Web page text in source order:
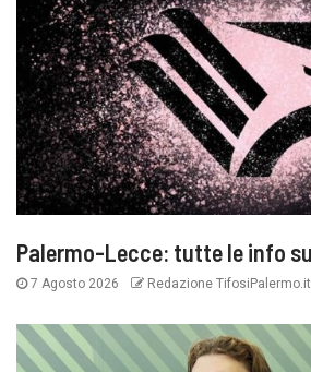
Palermo-Lecce: tutte le info
7 Agosto 2026 Redazione TifosiPalermo.it